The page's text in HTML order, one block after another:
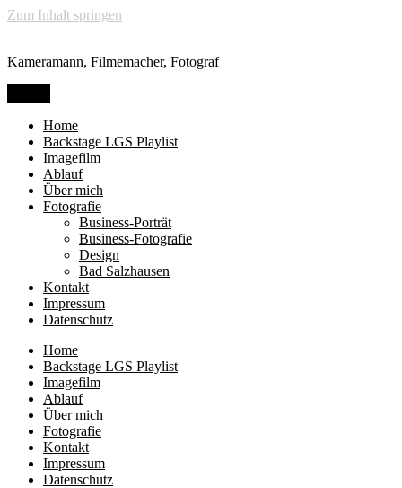
Zum Inhalt springen
Kameramann, Filmemacher, Fotograf
Home
Backstage LGS Playlist
Imagefilm
Ablauf
Über mich
Fotografie
Business-Porträt
Business-Fotografie
Design
Bad Salzhausen
Kontakt
Impressum
Datenschutz
Home
Backstage LGS Playlist
Imagefilm
Ablauf
Über mich
Fotografie
Kontakt
Impressum
Datenschutz